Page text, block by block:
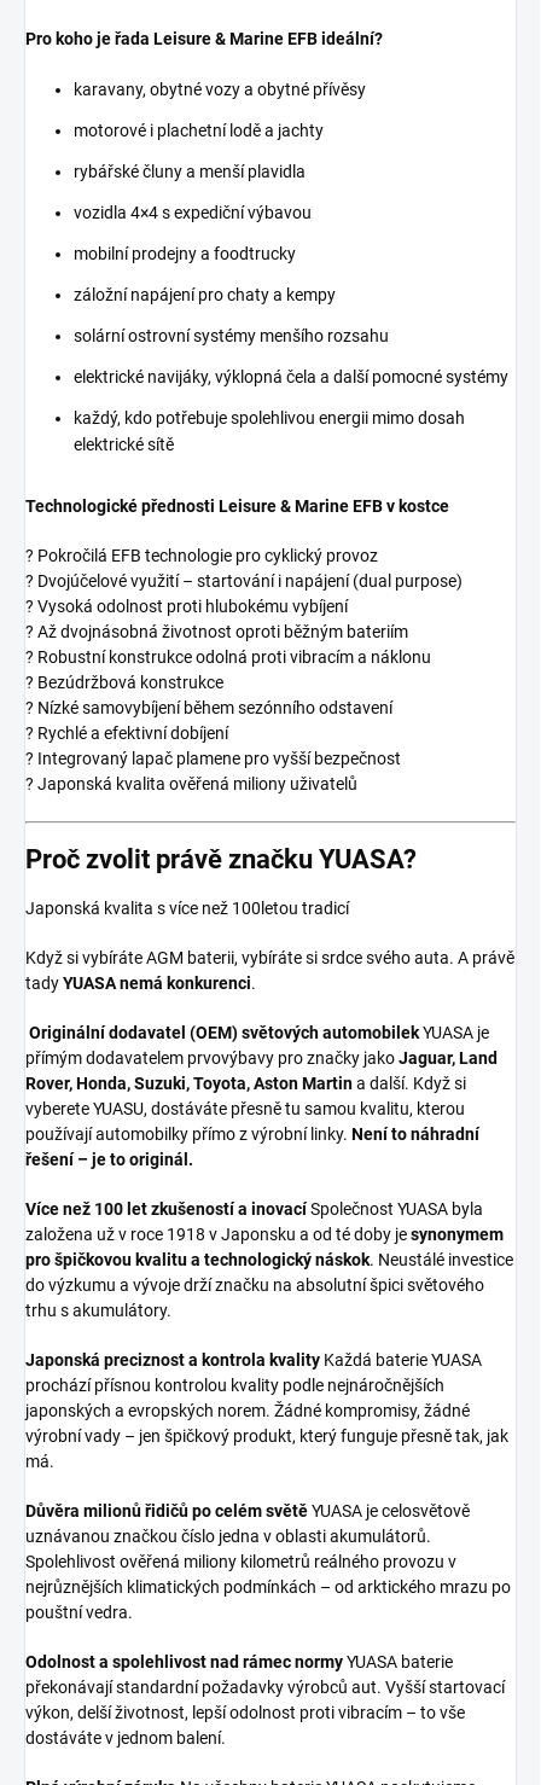
Pro koho je řada Leisure & Marine EFB ideální?
karavany, obytné vozy a obytné přívěsy
motorové i plachetní lodě a jachty
rybářské čluny a menší plavidla
vozidla 4×4 s expediční výbavou
mobilní prodejny a foodtrucky
záložní napájení pro chaty a kempy
solární ostrovní systémy menšího rozsahu
elektrické navijáky, výklopná čela a další pomocné systémy
každý, kdo potřebuje spolehlivou energii mimo dosah
elektrické sítě
Technologické přednosti Leisure & Marine EFB v kostce
? Pokročilá EFB technologie pro cyklický provoz
? Dvojúčelové využití – startování i napájení (dual purpose)
? Vysoká odolnost proti hlubokému vybíjení
? Až dvojnásobná životnost oproti běžným bateriím
? Robustní konstrukce odolná proti vibracím a náklonu
? Bezúdržbová konstrukce
? Nízké samovybíjení během sezónního odstavení
? Rychlé a efektivní dobíjení
? Integrovaný lapač plamene pro vyšší bezpečnost
? Japonská kvalita ověřená miliony uživatelů
Proč zvolit právě značku YUASA?
Japonská kvalita s více než 100letou tradicí
Když si vybíráte AGM baterii, vybíráte si srdce svého auta. A právě
tadyYUASA nemá konkurenci.
Originální dodavatel (OEM) světových automobilekYUASA je
přímým dodavatelem prvovýbavy pro značky jakoJaguar, Land
Rover, Honda, Suzuki, Toyota, Aston Martina další. Když si
vyberete YUASU, dostáváte přesně tu samou kvalitu, kterou
používají automobilky přímo z výrobní linky. Není to náhradní
řešení – je to originál.
Více než 100 let zkušeností a inovacíSpolečnost YUASA byla
založena už v roce 1918 v Japonsku a od té doby jesynonymem
pro špičkovou kvalitu a technologický náskok. Neustálé investice
do výzkumu a vývoje drží značku na absolutní špici světového
trhu s akumulátory.
Japonská preciznost a kontrola kvality Každá baterie YUASA
prochází přísnou kontrolou kvality podle nejnáročnějších
japonských a evropských norem. Žádné kompromisy, žádné
výrobní vady – jen špičkový produkt, který funguje přesně tak, jak
má.
Důvěra milionů řidičů po celém světěYUASA je celosvětově
uznávanou značkou číslo jedna v oblasti akumulátorů.
Spolehlivost ověřená miliony kilometrů reálného provozu v
nejrůznějších klimatických podmínkách – od arktického mrazu po
pouštní vedra.
Odolnost a spolehlivost nad rámec normyYUASA baterie
překonávají standardní požadavky výrobců aut. Vyšší startovací
výkon, delší životnost, lepší odolnost proti vibracím – to vše
dostáváte v jednom balení.